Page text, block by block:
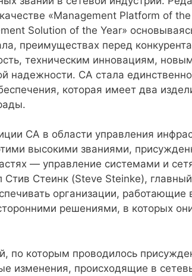
«Management Platform of
Solution of the Year»
преимуществах перед
техническим инновациям,
надежности. CA стала
которая имеет два
CA в области управления
высокими званиями,
— управление системами и
Стив Стеинк (Steve Steinke),
организации,
решениями, в которых
по которым проводилось
изменения, происходящие в